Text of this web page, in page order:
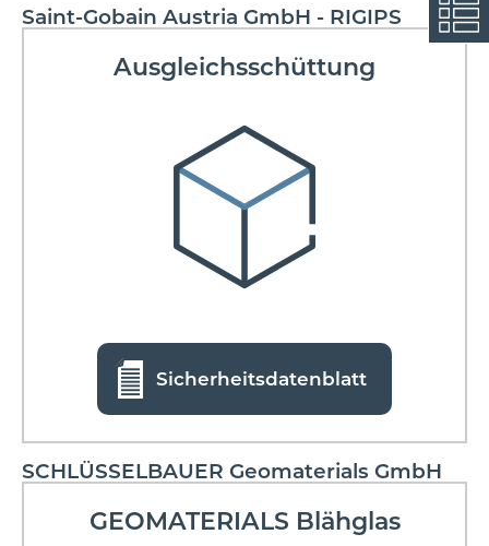
Saint-Gobain Austria GmbH - RIGIPS
Ausgleichsschüttung
Sicherheitsdatenblatt
SCHLÜSSELBAUER Geomaterials GmbH
GEOMATERIALS Blähglas